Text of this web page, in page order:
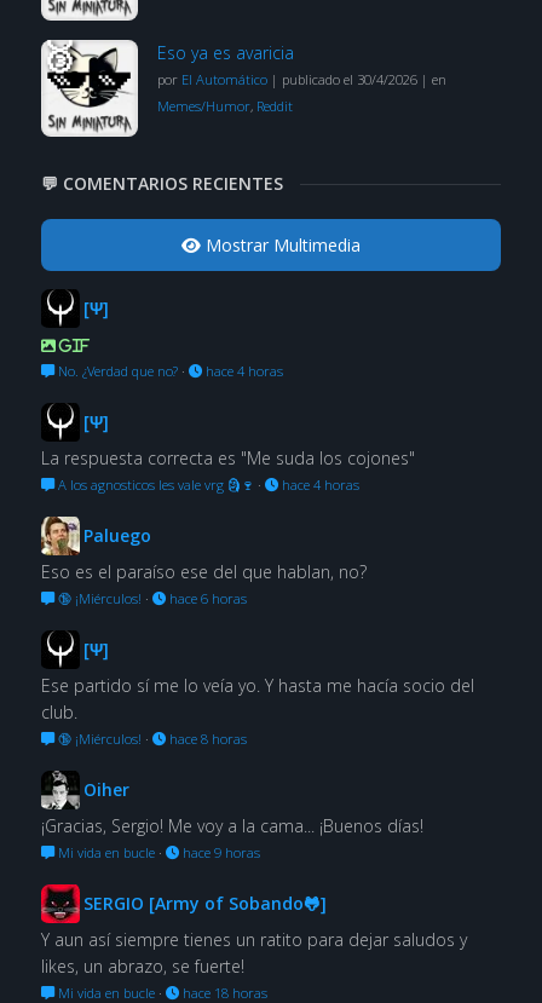
Eso ya es avaricia
por El Automático| publicado el 30/4/2026| en
Memes/Humor, Reddit
💬 COMENTARIOS RECIENTES
Mostrar Multimedia
[Ψ]
GIF
No. ¿Verdad que no?· hace 4 horas
[Ψ]
La respuesta correcta es "Me suda los cojones"
A los agnosticos les vale vrg 🗿🍷 · hace 4 horas
Paluego
Eso es el paraíso ese del que hablan, no?
🔞 ¡Miérculos! · hace 6 horas
[Ψ]
Ese partido sí me lo veía yo. Y hasta me hacía socio del
club.
🔞 ¡Miérculos! · hace 8 horas
Oiher
¡Gracias, Sergio! Me voy a la cama... ¡Buenos días!
Mi vida en bucle· hace 9 horas
SERGIO [Army of Sobando🐸]
Y aun así siempre tienes un ratito para dejar saludos y
likes, un abrazo, se fuerte!
Mi vida en bucle· hace 18 horas